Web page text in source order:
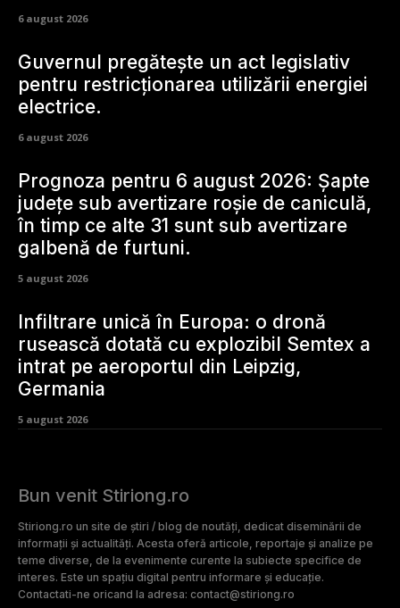
6 august 2026
Guvernul pregătește un act legislativ
pentru restricționarea utilizării energiei
electrice.
6 august 2026
Prognoza pentru 6 august 2026: Șapte
județe sub avertizare roșie de caniculă,
în timp ce alte 31 sunt sub avertizare
galbenă de furtuni.
5 august 2026
Infiltrare unică în Europa: o dronă
rusească dotată cu explozibil Semtex a
intrat pe aeroportul din Leipzig,
Germania
5 august 2026
Bun venit Stiriong.ro
Stiriong.ro un site de știri / blog de noutăți, dedicat diseminării de
informații și actualități. Acesta oferă articole, reportaje și analize pe
teme diverse, de la evenimente curente la subiecte specifice de
interes. Este un spațiu digital pentru informare și educație.
Contactati-ne oricand la adresa: contact@stiriong.ro